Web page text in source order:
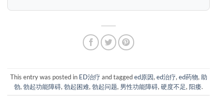
This entry was posted in ED治疗 and taggeded原因, ed治疗, ed药物, 助
勃, 勃起功能障碍, 勃起困难, 勃起问题, 男性功能障碍, 硬度不足, 阳痿.